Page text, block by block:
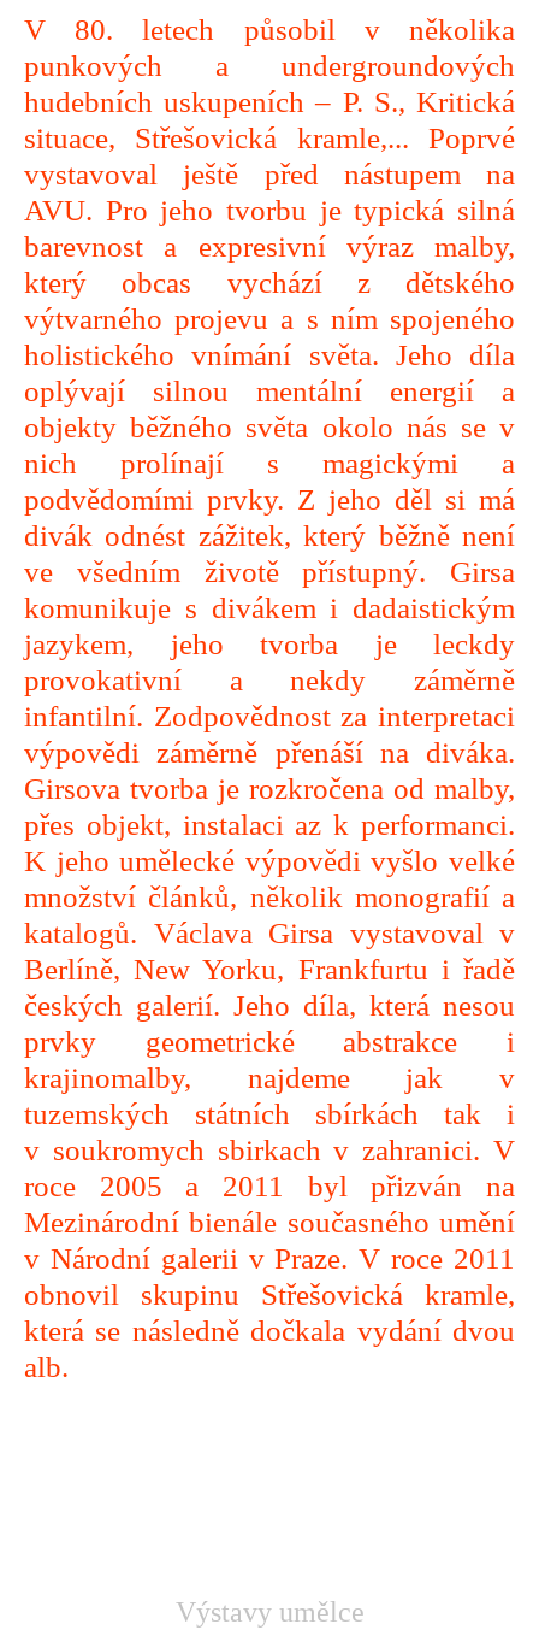
V 80. letech působil v několika
punkových a undergroundových
hudebních uskupeních – P. S., Kritická
situace, Střešovická kramle,... Poprvé
vystavoval ještě před nástupem na
AVU. Pro jeho tvorbu je typická silná
barevnost a expresivní výraz malby,
který obcas vychází z dětského
výtvarného projevu a s ním spojeného
holistického vnímání světa. Jeho díla
oplývají silnou mentální energií a
objekty běžného světa okolo nás se v
nich prolínají s magickými a
podvědomími prvky. Z jeho děl si má
divák odnést zážitek, který běžně není
ve všedním životě přístupný. Girsa
komunikuje s divákem i dadaistickým
jazykem, jeho tvorba je leckdy
provokativní a nekdy záměrně
infantilní. Zodpovědnost za interpretaci
výpovědi záměrně přenáší na diváka.
Girsova tvorba je rozkročena od malby,
přes objekt, instalaci az k performanci.
K jeho umělecké výpovědi vyšlo velké
množství článků, několik monografií a
katalogů. Václava Girsa vystavoval v
Berlíně, New Yorku, Frankfurtu i řadě
českých galerií. Jeho díla, která nesou
prvky geometrické abstrakce i
krajinomalby, najdeme jak v
tuzemských státních sbírkách tak i
v soukromych sbirkach v zahranici. V
roce 2005 a 2011 byl přizván na
Mezinárodní bienále současného umění
v Národní galerii v Praze. V roce 2011
obnovil skupinu Střešovická kramle,
která se následně dočkala vydání dvou
alb.
Výstavy umělce